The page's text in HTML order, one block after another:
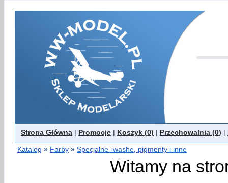
Strona Główna | Promocje | Koszyk (0) | Przechowalnia (0) |
Katalog » Farby » Specjalne -washe, pigmenty i inne
Witamy na